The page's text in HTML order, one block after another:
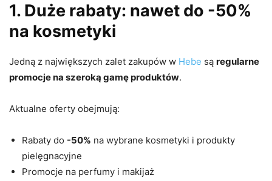
1. Duże rabaty: nawet do -50%
na kosmetyki
Jedną z największych zalet zakupów w Hebe są regularne
promocje na szeroką gamę produktów.
Aktualne oferty obejmują:
Rabaty do -50% na wybrane kosmetyki i produkty
pielęgnacyjne
Promocje na perfumy i makijaż